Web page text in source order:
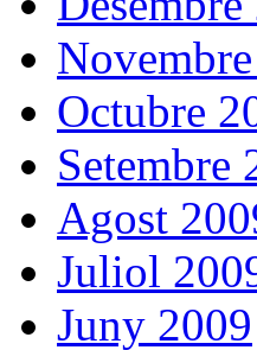
Octubre
Setembre
Agost
Juliol
Juny 2009